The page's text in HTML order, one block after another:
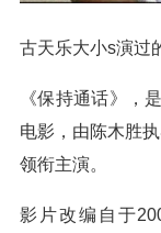
古天乐大小s演过
《保持通话》，
电影，由陈木胜
领衔主演。
影片改编自于